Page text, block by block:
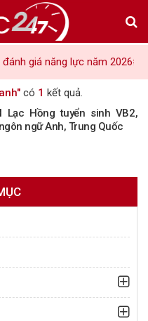
giá năng lực năm 2026
có 1 kết quả.
Lạc Hồng tuyển sinh VB2,
ngữ Anh, Trung Quốc